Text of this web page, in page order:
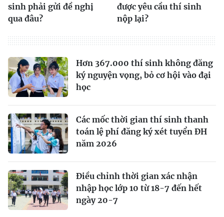
sinh phải gửi đề nghị
qua đâu?
được yêu cầu thí sinh
nộp lại?
Hơn 367.000 thí sinh không đăng
ký nguyện vọng, bỏ cơ hội vào đại
học
Các mốc thời gian thí sinh thanh
toán lệ phí đăng ký xét tuyển ĐH
năm 2026
Điều chỉnh thời gian xác nhận
nhập học lớp 10 từ 18-7 đến hết
ngày 20-7